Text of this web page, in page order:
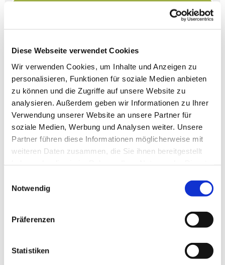
Diese Webseite verwendet Cookies
Wir verwenden Cookies, um Inhalte und Anzeigen zu
personalisieren, Funktionen für soziale Medien anbieten
zu können und die Zugriffe auf unsere Website zu
analysieren. Außerdem geben wir Informationen zu Ihrer
Verwendung unserer Website an unsere Partner für
soziale Medien, Werbung und Analysen weiter. Unsere
Partner führen diese Informationen möglicherweise mit
weiteren Daten zusammen, die Sie ihnen bereitgestellt
Notwendig
Präferenzen
Statistiken
Dies könnte Sie auch
interessieren